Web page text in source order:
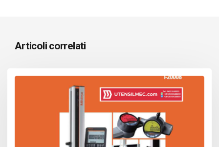
Articoli correlati